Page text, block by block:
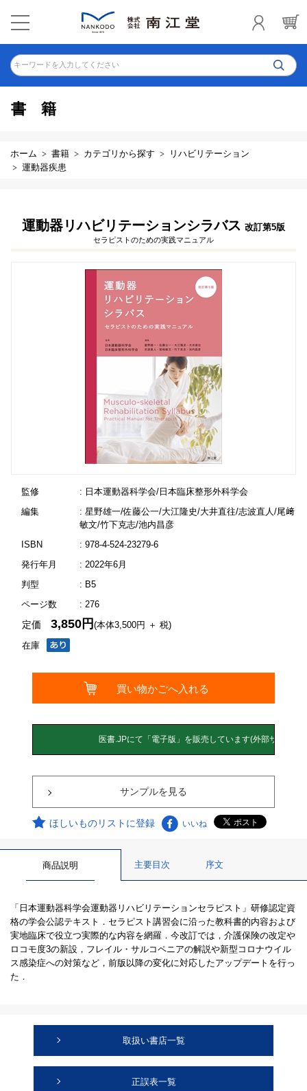
キーワードを入力してください
書籍
ホーム 書籍 カテゴリから探す
リハビリテーション
運動器疾患
運動器リハビリテーションシラバス 改訂第5版
セラピストのための実践マニュアル
監修
: 日本運動器科学会/日本臨床整形外科学会
編集
: 星野雄一/佐藤公一/大江隆史/大井直往/志波直人/尾﨑
敏文/竹下克志/池内昌彦
ISBN
: 978-4-524-23279-6
発行年月
: 2022年6月
判型
: B5
ページ数
: 276
在庫
定価3,850円(本体3,500円 ＋ 税)
サンプルを見る
ほしいものリストに登録 いいね
商品説明 主要目次 序文
「日本運動器科学会運動器リハビリテーションセラピスト」研修認定資
格の学会公認テキスト．セラピスト講習会に沿った教科書的内容および
実地臨床で役立つ実際的な内容を網羅．今改訂では，介護保険の改定や
ロコモ度3の新設，フレイル・サルコペニアの解説や新型コロナウイル
ス感染症への対策など，前版以降の変化に対応したアップデートを行っ
た．
取扱い書店一覧
正誤表一覧